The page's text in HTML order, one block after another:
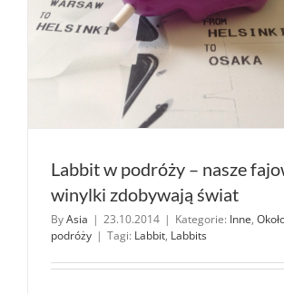
Labbit w podróży – nasze
winylki zdobywają świat
ByAsia | 23.10.2014 | Kategorie: Inne,
podróży | Tagi: Labbit, Labbits